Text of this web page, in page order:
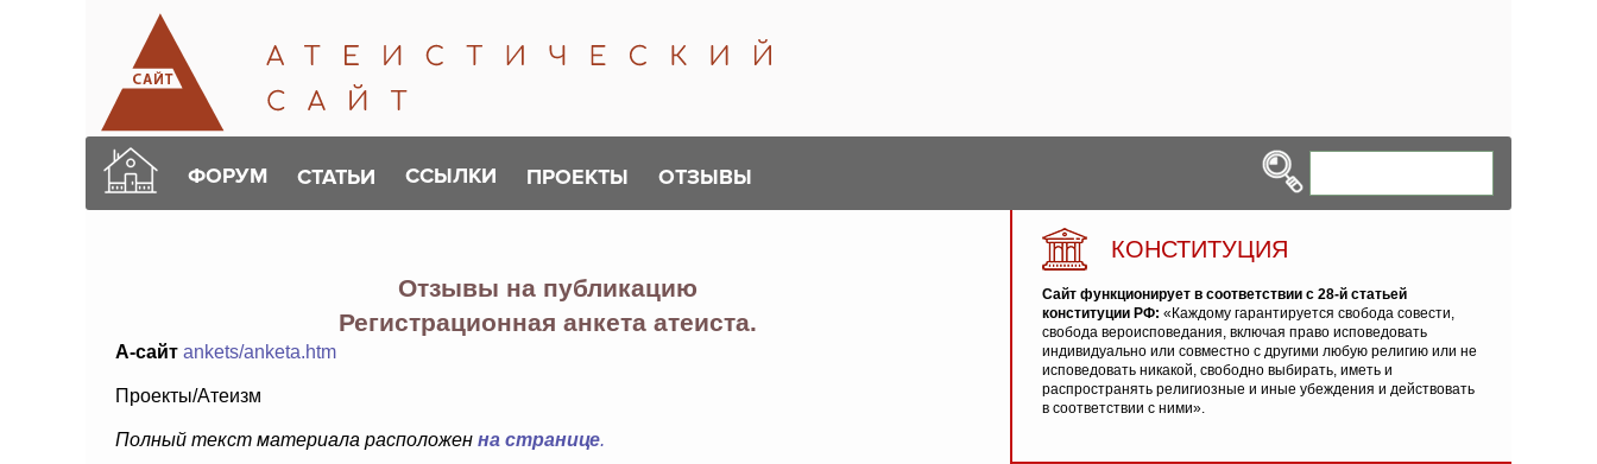
ФОРУМ СТАТЬИ ССЫЛКИ ПРОЕКТЫ ОТЗЫВЫ
Отзывы на публикацию
Регистрационная анкета атеиста.
А-сайт ankets/anketa.htm
Проекты/Атеизм
Полный текст материала расположен на странице.
КОНСТИТУЦИЯ
Сайт функционирует в соответствии с 28-й статьей
конституции РФ: «Каждому гарантируется свобода совести,
свобода вероисповедания, включая право исповедовать
индивидуально или совместно с другими любую религию или не
исповедовать никакой, свободно выбирать, иметь и
распространять религиозные и иные убеждения и действовать
в соответствии с ними».